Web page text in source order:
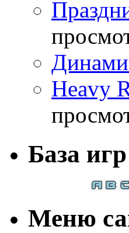
Heavy
База игр
Меню